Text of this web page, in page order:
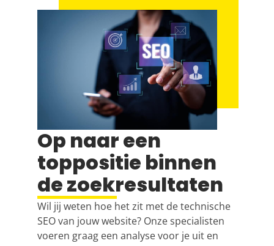
Op naar een
toppositie binnen
de zoekresultaten
Wil jij weten hoe het zit met de technische
SEO van jouw website? Onze specialisten
voeren graag een analyse voor je uit en